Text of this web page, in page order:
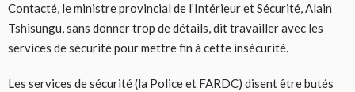
Contacté, le ministre provincial de l’Intérieur et Sécurité, Alain
Tshisungu, sans donner trop de détails, dit travailler avec les
services de sécurité pour mettre fin à cette insécurité.
Les services de sécurité (la Police et FARDC) disent être butés